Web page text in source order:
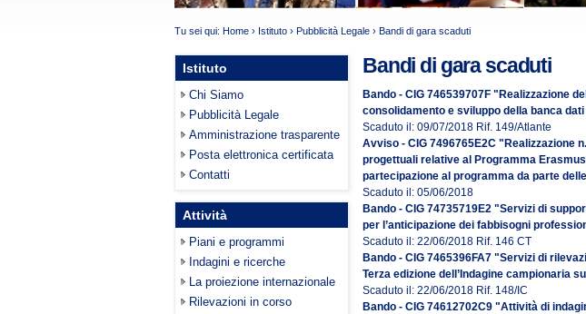
Tu sei qui: Home › Istituto › Pubblicità Legale › Bandi di gara scaduti
Istituto
Chi Siamo
Pubblicità Legale
Amministrazione trasparente
Posta elettronica certificata
Contatti
Attività
Piani e programmi
Indagini e ricerche
La proiezione internazionale
Rilevazioni in corso
Bandi di gara scaduti
Bando - CIG 746539707F "Realizzazione
consolidamento e sviluppo della banca
Scaduto il: 09/07/2018 Rif. 149/Atlante
Avviso - CIG 7496765E2C "Realizzazione
progettuali relative al Programma
partecipazione al programma da parte
Scaduto il: 05/06/2018
Bando - CIG 74735719E2 "Servizi di
per l’anticipazione dei fabbisogni
Scaduto il: 22/06/2018 Rif. 146 CT
Bando - CIG 7465396FA7 "Servizi di
Terza edizione dell’Indagine campionaria
Scaduto il: 22/06/2018 Rif. 148/IC
Bando - CIG 74612702C9 "Attività di